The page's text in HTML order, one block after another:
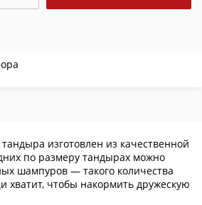
изготовлен из качественной
по размеру тандырах можно
шампуров — такого количества
хватит, чтобы накормить дружескую